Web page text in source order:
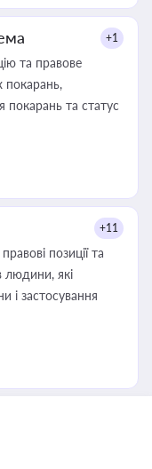
+1
та правове
покарань,
покарань та статус
+11
позиції та
людини, які
і застосування